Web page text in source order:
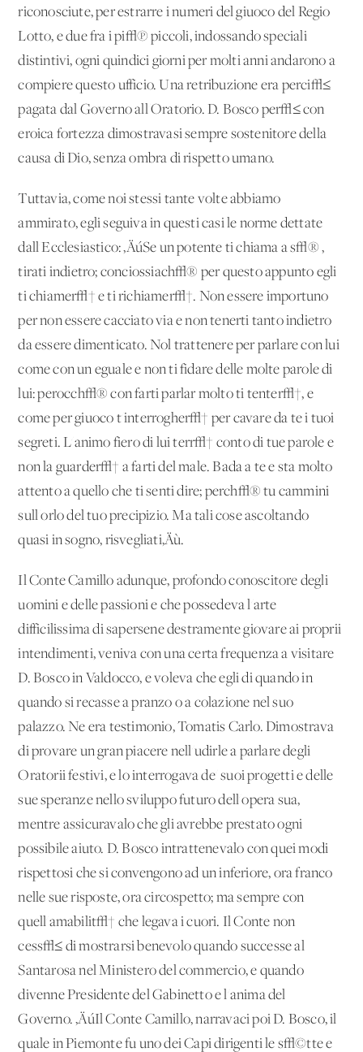
riconosciute, per estrarre i numeri del giuoco del Regio
Lotto, e due fra i pi√π piccoli, indossando speciali
distintivi, ogni quindici giorni per molti anni andarono a
compiere questo ufficio. Una retribuzione era perci√≤
pagata dal Governo all'Oratorio. D. Bosco per√≤ con
eroica fortezza dimostravasi sempre sostenitore della
causa di Dio, senza ombra di rispetto umano.
Tuttavia, come noi stessi tante volte abbiamo
ammirato, egli seguiva in questi casi le norme dettate
dall'Ecclesiastico: ‚ÄúSe un potente ti chiama a s√® ,
tirati indietro; conciossiach√® per questo appunto egli
ti chiamer√† e ti richiamer√†. Non essere importuno
per non essere cacciato via e non tenerti tanto indietro
da essere dimenticato. Nol trattenere per parlare con lui
come con un eguale e non ti fidare delle molte parole di
lui: perocch√® con farti parlar molto ti tenter√†, e
come per giuoco t'interrogher√† per cavare da te i tuoi
segreti. L'animo fiero di lui terr√† conto di tue parole e
non la guarder√† a farti del male. Bada a te e sta molto
attento a quello che ti senti dire; perch√® tu cammini
sull'orlo del tuo precipizio. Ma tali cose ascoltando
quasi in sogno, risvegliati‚Äù.
Il Conte Camillo adunque, profondo conoscitore degli
uomini e delle passioni e che possedeva l'arte
difficilissima di sapersene destramente giovare ai proprii
intendimenti, veniva con una certa frequenza a visitare
D. Bosco in Valdocco, e voleva che egli di quando in
quando si recasse a pranzo o a colazione nel suo
palazzo. Ne era testimonio, Tomatis Carlo. Dimostrava
di provare un gran piacere nell'udirle a parlare degli
Oratorii festivi, e lo interrogava de' suoi progetti e delle
sue speranze nello sviluppo futuro dell'opera sua,
mentre assicuravalo che gli avrebbe prestato ogni
possibile aiuto. D. Bosco intrattenevalo con quei modi
rispettosi che si convengono ad un inferiore, ora franco
nelle sue risposte, ora circospetto; ma sempre con
quell'amabilit√† che legava i cuori. Il Conte non
cess√≤ di mostrarsi benevolo quando successe al
Santarosa nel Ministero del commercio, e quando
divenne Presidente del Gabinetto e l'anima del
Governo. ‚ÄúIl Conte Camillo, narravaci poi D. Bosco, il
quale in Piemonte fu uno dei Capi dirigenti le s√©tte e